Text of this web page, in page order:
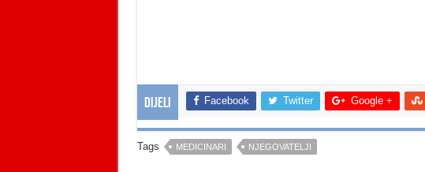
Dijeli Facebook Twitter Google +
Tags MEDICINARI NJEGOVATELJI